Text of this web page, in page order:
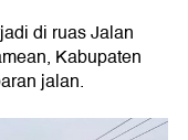
di ruas Jalan
Kabupaten
jalan.